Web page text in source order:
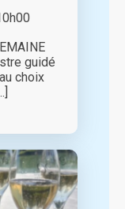
guidé
choix